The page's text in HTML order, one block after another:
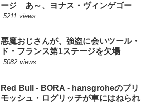
ージ あ～、ヨナス・ヴィンゲゴー
5211 views
悪魔おじさんが、強盗に会いツール・
ド・フランス第1ステージを欠場
5082 views
Red Bull - BORA - hansgroheのプリ
モッシュ・ログリッチが車にはねられ